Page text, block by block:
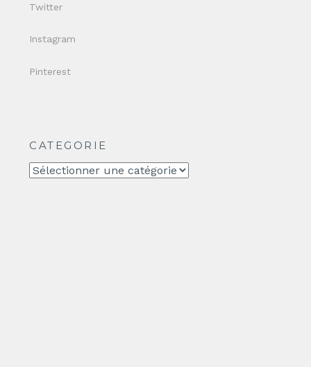
Twitter
Instagram
Pinterest
CATEGORIE
CATEGORIE